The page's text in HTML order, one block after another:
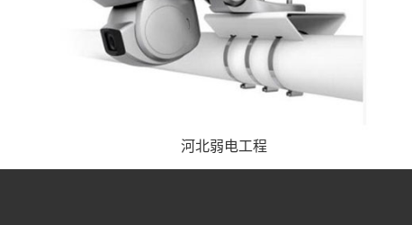
河北弱电工程